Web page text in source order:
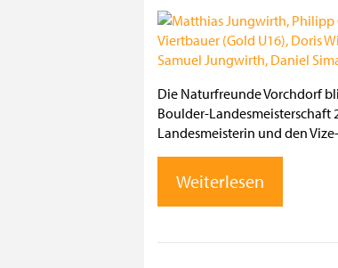
Die Naturfreunde Vorchdorf
Boulder-Landesmeisterschaft
Landesmeisterin und den
Weiterlesen